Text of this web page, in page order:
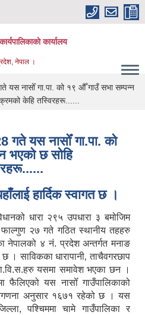
कार्यालय
नेपाल ।
नासोँ गा.पा. को १९ औँ गाउँ सभा सम्पन्न
केहि तस्विरहरू......
गते यस नासोँ गा.पा. को
भएको छ सोहि
हार्दिक स्वागत छ ।
धारा २९५ उपधारा ३ बमोजिम
२७ गते गठित स्थानीय तहहरु
नेपालको ४ नं. प्रदेश अन्तर्गत मनाङ
। साविकका धारापानी‚ ताचैवगरछाप
यसमा समावेश भएका छन ।
फैलिएको यस नासोँ गाउँपालिकाको
अनुसार १६७१ रहेको छ । यस
पश्चिममा चामे गाउँपालिका र